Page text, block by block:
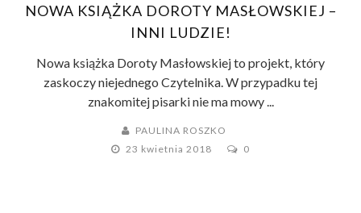
NOWA KSIĄŻKA DOROTY MASŁOWSKIEJ –
INNI LUDZIE!
Nowa książka Doroty Masłowskiej to projekt, który
zaskoczy niejednego Czytelnika. W przypadku tej
znakomitej pisarki nie ma mowy ...
PAULINA ROSZKO
23 kwietnia 2018
0